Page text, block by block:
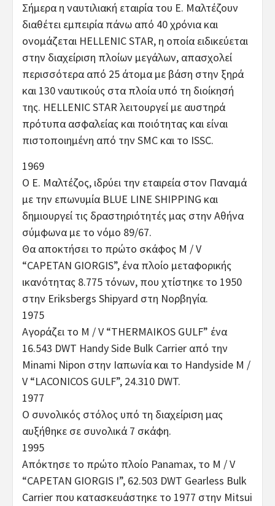
Σήμερα η ναυτιλιακή εταιρία του Ε. Μαλτέζουν
διαθέτει εμπειρία πάνω από 40 χρόνια και
ονομάζεται HELLENIC STAR, η οποία ειδικεύεται
στην διαχείριση πλοίων μεγάλων, απασχολεί
περισσότερα από 25 άτομα με βάση στην ξηρά
και 130 ναυτικούς στα πλοία υπό τη διοίκησή
της. HELLENIC STAR λειτουργεί με αυστηρά
πρότυπα ασφαλείας και ποιότητας και είναι
πιστοποιημένη από την SMC και το ISSC.
1969
Ο Ε. Μαλτέζος, ιδρύει την εταιρεία στον Παναμά
με την επωνυμία BLUE LINE SHIPPING και
δημιουργεί τις δραστηριότητές μας στην Αθήνα
σύμφωνα με το νόμο 89/67.
Θα αποκτήσει το πρώτο σκάφος M / V
“CAPETAN GIORGIS”, ένα πλοίο μεταφορικής
ικανότητας 8.775 τόνων, που χτίστηκε το 1950
στην Eriksbergs Shipyard στη Νορβηγία.
1975
Αγοράζει το M / V “THERMAIKOS GULF” ένα
16.543 DWT Handy Side Bulk Carrier από την
Minami Nipon στην Ιαπωνία και το Handyside M /
V “LACONICOS GULF”, 24.310 DWT.
1977
Ο συνολικός στόλος υπό τη διαχείριση μας
αυξήθηκε σε συνολικά 7 σκάφη.
1995
Απόκτησε το πρώτο πλοίο Panamax, το M / V
“CAPETAN GIORGIS I”, 62.503 DWT Gearless Bulk
Carrier που κατασκευάστηκε το 1977 στην Mitsui